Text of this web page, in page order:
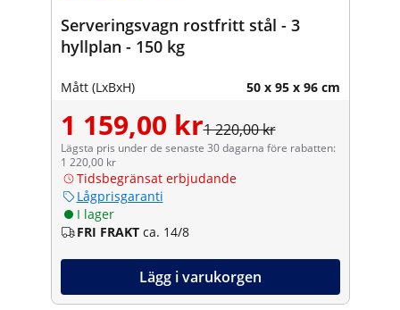
Serveringsvagn rostfritt stål - 3
hyllplan - 150 kg
Mått (LxBxH) 50 x 95 x 96 cm
1 159,00 kr1 220,00 kr
Lägsta pris under de senaste 30 dagarna före rabatten:
1 220,00 kr
Tidsbegränsat erbjudande
Lågprisgaranti
I lager
FRI FRAKT ca. 14/8
Lägg i varukorgen